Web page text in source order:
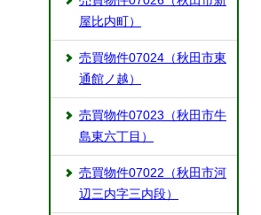
屋比内町）
売買物件07024（秋田市東
通館ノ越）
売買物件07023（秋田市牛
島東六丁目）
売買物件07022（秋田市河
辺三内字三内段）